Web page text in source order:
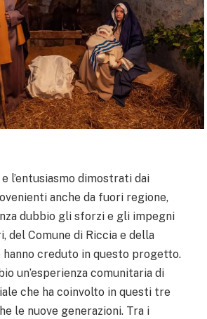
l’entusiasmo dimostrati dai
anche da fuori regione,
dubbio gli sforzi e gli impegni
del Comune di Riccia e della
creduto in questo progetto.
un’esperienza comunitaria di
che ha coinvolto in questi tre
le nuove generazioni. Tra i